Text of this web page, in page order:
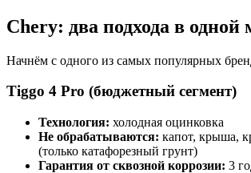
Chery: два подхода в одной
Начнём с одного из самых популярных
Tiggo 4 Pro (бюджетный сегмент)
Технология: холодная оцинковка
Не обрабатываются: капот, крыша,
(только катафорезный грунт)
Гарантия от сквозной коррозии: 3